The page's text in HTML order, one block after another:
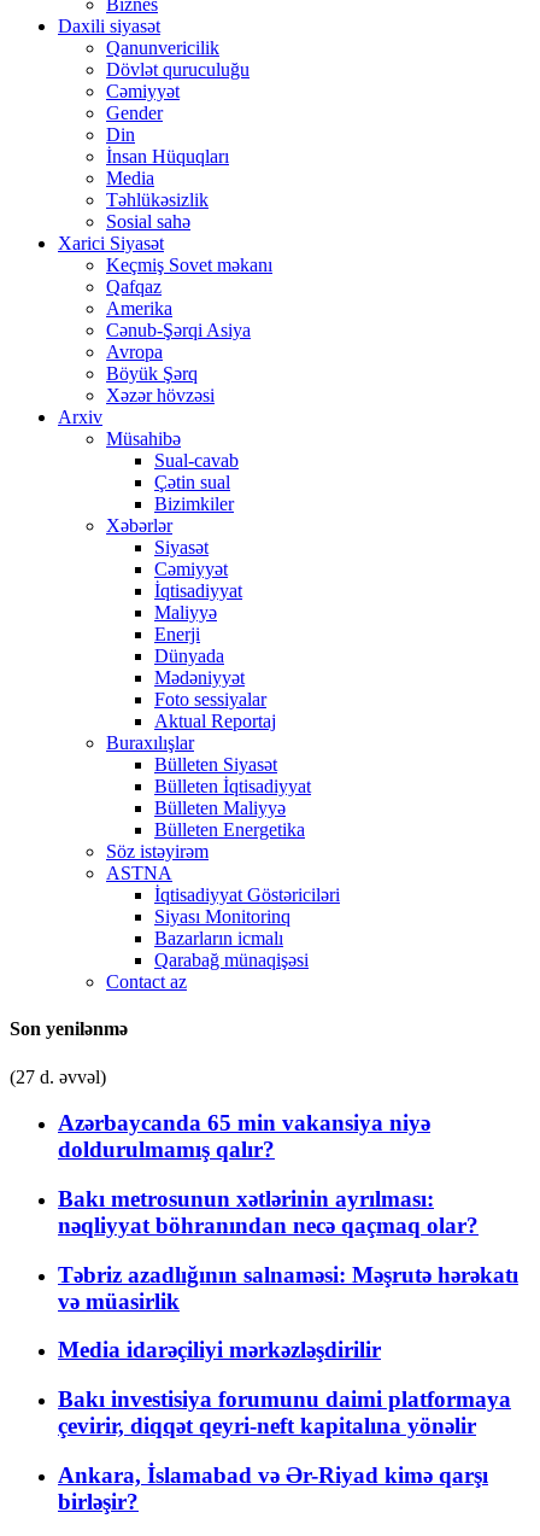
Biznes
Daxili siyasət
Qanunvericilik
Dövlət quruculuğu
Cəmiyyət
Gender
Din
İnsan Hüquqları
Media
Təhlükəsizlik
Sosial sahə
Xarici Siyasət
Keçmiş Sovet məkanı
Qafqaz
Amerika
Cənub-Şərqi Asiya
Avropa
Böyük Şərq
Xəzər hövzəsi
Arxiv
Müsahibə
Sual-cavab
Çətin sual
Bizimkiler
Xəbərlər
Siyasət
Cəmiyyət
İqtisadiyyat
Maliyyə
Enerji
Dünyada
Mədəniyyət
Foto sessiyalar
Aktual Reportaj
Buraxılışlar
Bülleten Siyasət
Bülleten İqtisadiyyat
Bülleten Maliyyə
Bülleten Energetika
Söz istəyirəm
ASTNA
İqtisadiyyat Göstəriciləri
Siyası Monitorinq
Bazarların icmalı
Qarabağ münaqişəsi
Contact az
Son yenilənmə
(27 d. əvvəl)
Azərbaycanda 65 min vakansiya niyə
doldurulmamış qalır?
Bakı metrosunun xətlərinin ayrılması:
nəqliyyat böhranından necə qaçmaq olar?
Təbriz azadlığının salnaməsi: Məşrutə hərəkatı
və müasirlik
Media idarəçiliyi mərkəzləşdirilir
Bakı investisiya forumunu daimi platformaya
çevirir, diqqət qeyri-neft kapitalına yönəlir
Ankara, İslamabad və Ər-Riyad kimə qarşı
birləşir?